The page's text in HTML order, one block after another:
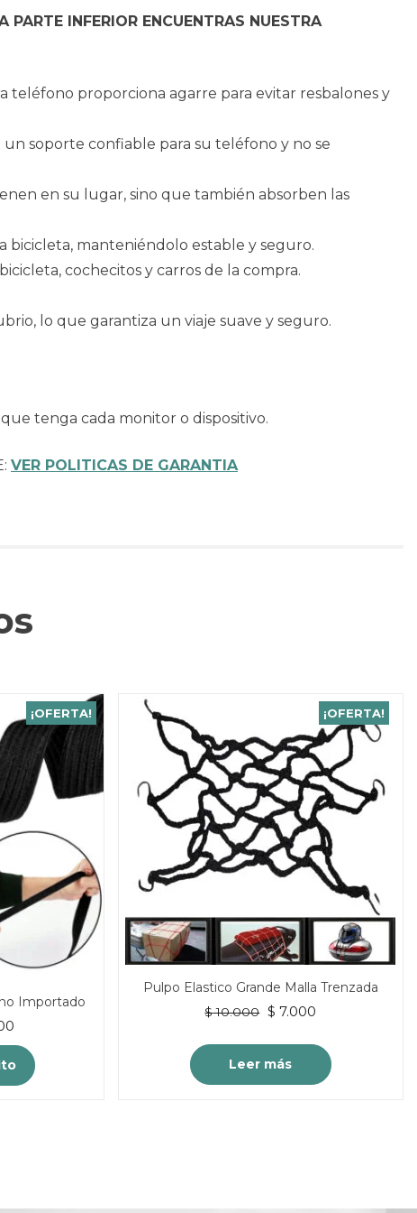
INFERIOR ENCUENTRAS NUESTRA
teléfono proporciona agarre para evitar resbalones y
soporte confiable para su teléfono y no se
en su lugar, sino que también absorben las
bicicleta, manteniéndolo estable y seguro.
cochecitos y carros de la compra.
lo que garantiza un viaje suave y seguro.
tenga cada monitor o dispositivo.
VER POLITICAS DE GARANTIA
¡OFERTA!
Importado
El
precio
actual
es:
¡OFERTA!
Pulpo Elastico Grande Malla Trenzada
$10.000 El
original
era:
$ 10.000.
$ 7.000
actual
es:
$ 7.000.
Leer más